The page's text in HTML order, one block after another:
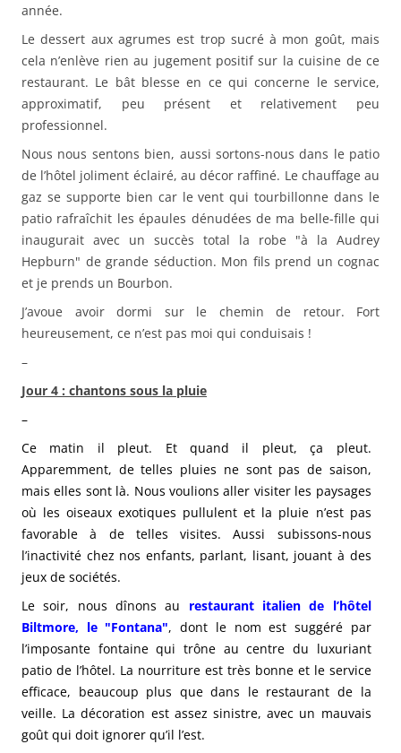
année.
Le dessert aux agrumes est trop sucré à mon goût, mais
cela n’enlève rien au jugement positif sur la cuisine de ce
restaurant. Le bât blesse en ce qui concerne le service,
approximatif, peu présent et relativement peu
professionnel.
Nous nous sentons bien, aussi sortons-nous dans le patio
de l’hôtel joliment éclairé, au décor raffiné. Le chauffage au
gaz se supporte bien car le vent qui tourbillonne dans le
patio rafraîchit les épaules dénudées de ma belle-fille qui
inaugurait avec un succès total la robe "à la Audrey
Hepburn" de grande séduction. Mon fils prend un cognac
et je prends un Bourbon.
J’avoue avoir dormi sur le chemin de retour. Fort
heureusement, ce n’est pas moi qui conduisais !
–
Jour 4 : chantons sous la pluie
–
Ce matin il pleut. Et quand il pleut, ça pleut.
Apparemment, de telles pluies ne sont pas de saison,
mais elles sont là. Nous voulions aller visiter les paysages
où les oiseaux exotiques pullulent et la pluie n’est pas
favorable à de telles visites. Aussi subissons-nous
l’inactivité chez nos enfants, parlant, lisant, jouant à des
jeux de sociétés.
Le soir, nous dînons au restaurant italien de l’hôtel
Biltmore, le "Fontana", dont le nom est suggéré par
l’imposante fontaine qui trône au centre du luxuriant
patio de l’hôtel. La nourriture est très bonne et le service
efficace, beaucoup plus que dans le restaurant de la
veille. La décoration est assez sinistre, avec un mauvais
goût qui doit ignorer qu’il l’est.